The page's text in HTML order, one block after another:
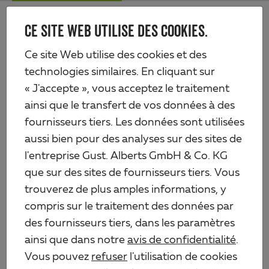
CE SITE WEB UTILISE DES COOKIES.
Ce site Web utilise des cookies et des
technologies similaires. En cliquant sur
« J'accepte », vous acceptez le traitement
ainsi que le transfert de vos données à des
fournisseurs tiers. Les données sont utilisées
aussi bien pour des analyses sur des sites de
l'entreprise Gust. Alberts GmbH & Co. KG
que sur des sites de fournisseurs tiers. Vous
trouverez de plus amples informations, y
compris sur le traitement des données par
des fournisseurs tiers, dans les paramètres
ainsi que dans notre avis de confidentialité.
Vous pouvez refuser l'utilisation de cookies
Skip
content
Alberts
Produits Quincaillerie Ancres de poteau Ancre de poteau en H